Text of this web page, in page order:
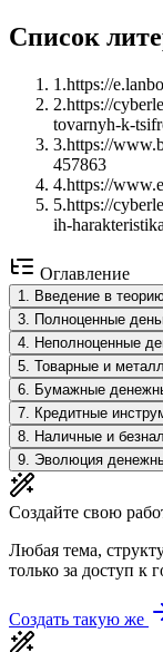
Список
1 .https://
2.https://
tovarnyh-k-
3.https://
457863
4.https://
5.https://
ih-harakteristika
Оглавление
1 Введение в
3
Полноценные
4
Неполноценные
5 Товарные и
6
Бумажные
7
Кредитные
8
Наличные и
9 Эволюция
Создайте свою
Любая тема,
только за доступ к
Создать такую же